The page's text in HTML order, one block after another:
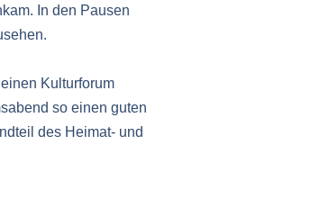
In den Pausen
Kulturforum
so einen guten
des Heimat- und